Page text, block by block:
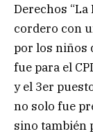
Derechos
cordero con
por los niños
fue para el
y el 3er
no solo fue
sino también